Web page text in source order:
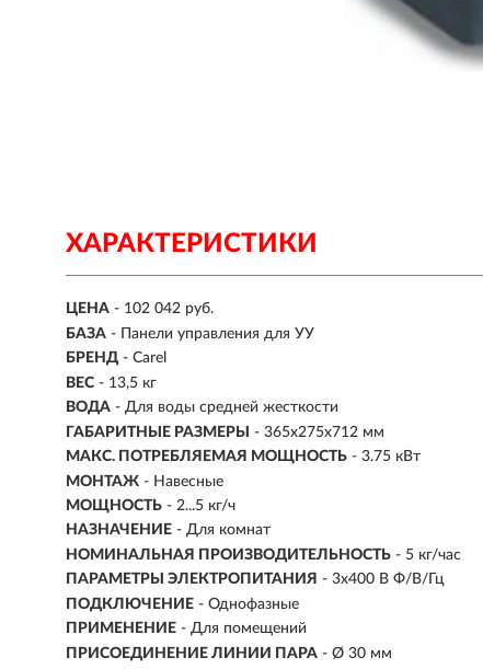
ХАРАКТЕРИСТИКИ
ЦЕНА - 102 042 руб.
БАЗА - Панели управления для УУ
БРЕНД - Carel
ВЕС - 13,5 кг
ВОДА - Для воды средней жесткости
ГАБАРИТНЫЕ РАЗМЕРЫ
- 365x275x712 мм
МАКС. ПОТРЕБЛЯЕМАЯ МОЩНОСТЬ - 3.75 кВт
МОНТАЖ - Навесные
МОЩНОСТЬ - 2...5 кг/ч
НАЗНАЧЕНИЕ - Для комнат
НОМИНАЛЬНАЯ ПРОИЗВОДИТЕЛЬНОСТЬ - 5 кг/час
ПАРАМЕТРЫ ЭЛЕКТРОПИТАНИЯ - 3х400 В Ф/В/Гц
ПОДКЛЮЧЕНИЕ - Однофазные
ПРИМЕНЕНИЕ - Для помещений
ПРИСОЕДИНЕНИЕ ЛИНИИ ПАРА - Ø 30 мм